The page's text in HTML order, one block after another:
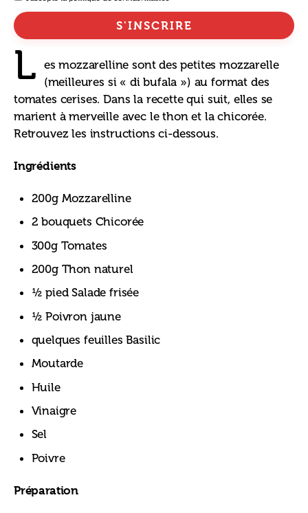
L
es mozzarelline sont des petites mozzarelle
(meilleures si « di bufala ») au format des
tomates cerises. Dans la recette qui suit, elles se
marient à merveille avec le thon et la chicorée.
Retrouvez les instructions ci-dessous.
Ingrédients
200g Mozzarelline
2 bouquets Chicorée
300g Tomates
200g Thon naturel
½ pied Salade frisée
½ Poivron jaune
quelques feuilles Basilic
Moutarde
Huile
Vinaigre
Sel
Poivre
Préparation